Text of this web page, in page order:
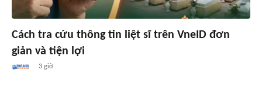
Cách tra cứu thông tin liệt sĩ trên VneID đơn
giản và tiện lợi
3 giờ